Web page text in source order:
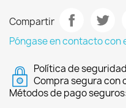
Compartir
Póngase en contacto con
Política de seguridad
Compra segura con
Métodos de pago